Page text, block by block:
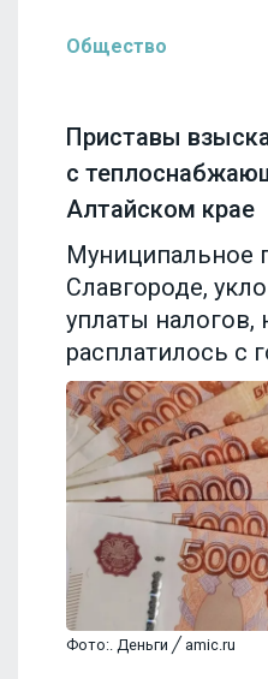
Общество
Приставы
с
Алтайском крае
Муниципальное
Славгороде,
уплаты налогов,
расплатилось с
Фото:. Деньги ╱ amic.ru